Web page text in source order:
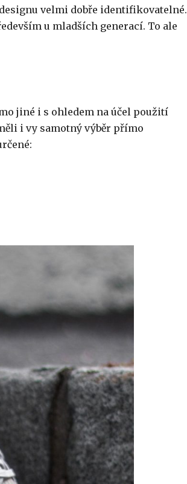
velmi dobře identifikovatelné.
u mladších generací. To ale
jiné i s ohledem na účel použití
i vy samotný výběr přímo